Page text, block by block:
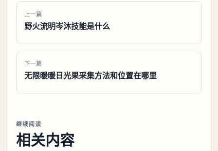
上一篇
野火流明岑沐技能是什么
下一篇
无限暖暖日光果采集方法和位置在哪里
继续阅读
相关内容